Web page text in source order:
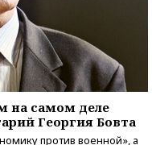
на самом деле
Георгия Бовта
против военной», а